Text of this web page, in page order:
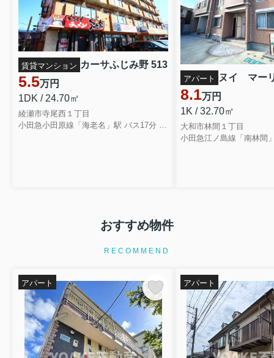
賃貸マンション カーサふじみ野 513
5.5万円
1DK / 24.70㎡
綾瀬市寺尾西１丁目
小田急小田原線「海老名」駅 バス17分 相鉄バス「東名綾瀬」 停歩2分
アパート ヌイ マー
8.1万円
1K / 32.70㎡
大和市林間１丁目
小田急江ノ島線「南林間
おすすめ物件
RECOMMEND
アパート アパート